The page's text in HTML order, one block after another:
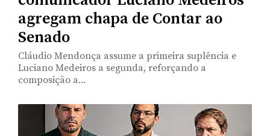
agregam chapa de Contar ao
Senado
Cláudio Mendonça assume a primeira suplência e
Luciano Medeiros a segunda, reforçando a
composição a...